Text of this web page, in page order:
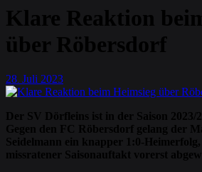
Klare Reaktion
über Röbersdorf
28. Juli 2023
Der SV Dörfleins ist in der Saison 2023/
Gegen den FC Röbersdorf gelang der
Seidelmann ein knapper 1:0-
missratener Saisonauftakt vorerst